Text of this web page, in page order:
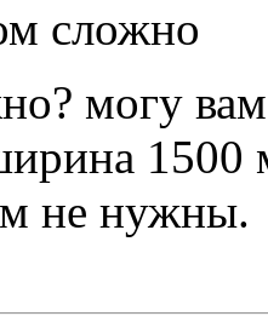
сложно
могу
1500
не нужны.